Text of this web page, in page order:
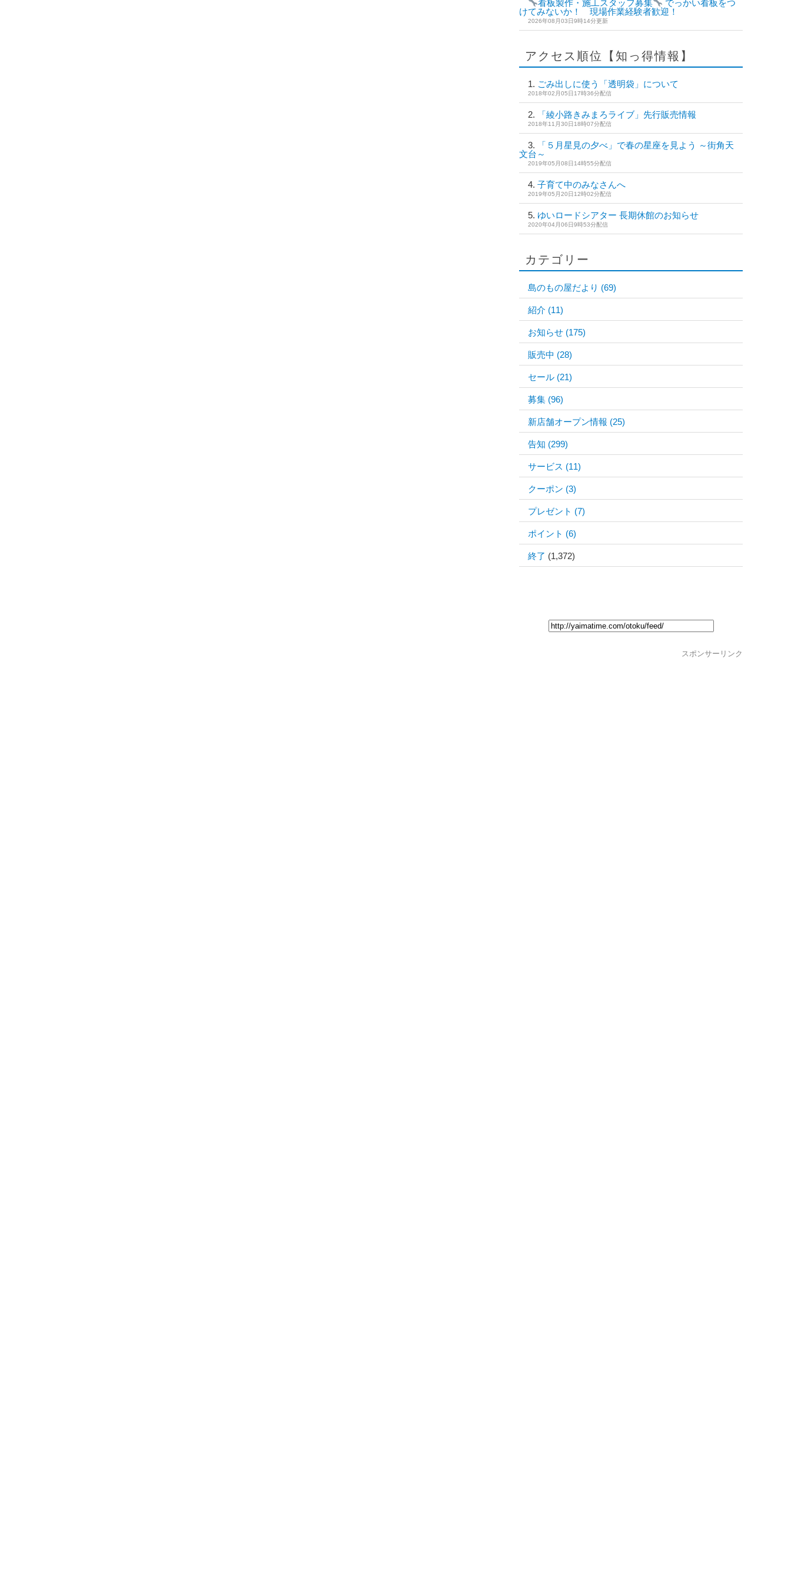
看板製作・施工スタッフ募集
でっかい看板をつ
けてみないか！ 現場作業経験者歓迎！
2026年08月03日9時14分更新
アクセス順位【知っ得情報】
ごみ出しに使う「透明袋」について
2018年02月05日17時36分配信
「綾小路きみまろライブ」先行販売情報
2018年11月30日18時07分配信
「５月星見の夕べ」で春の星座を見よう ～街角天
文台～
2019年05月08日14時55分配信
子育て中のみなさんへ
2019年05月20日12時02分配信
ゆいロードシアター 長期休館のお知らせ
2020年04月06日9時53分配信
カテゴリー
島のもの屋だより (69)
紹介 (11)
お知らせ (175)
販売中 (28)
セール (21)
募集 (96)
新店舗オープン情報 (25)
告知 (299)
サービス (11)
クーポン (3)
プレゼント (7)
ポイント (6)
終了 (1,372)
スポンサーリンク